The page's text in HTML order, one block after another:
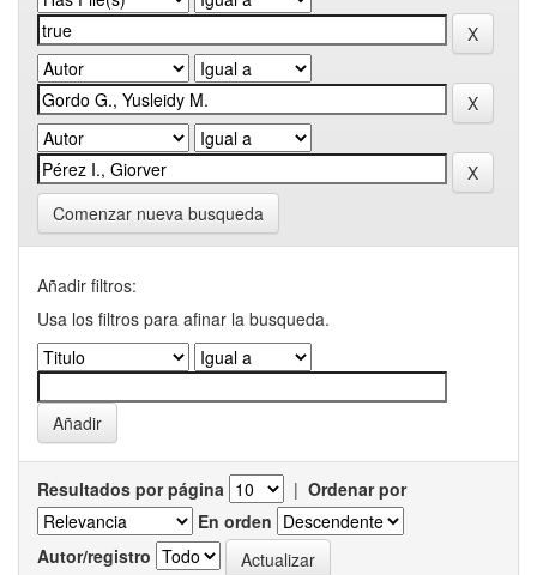
Comenzar nueva busqueda
Añadir filtros:
Usa los filtros para afinar la busqueda.
Resultados por página | Ordenar por
En orden
Autor/registro